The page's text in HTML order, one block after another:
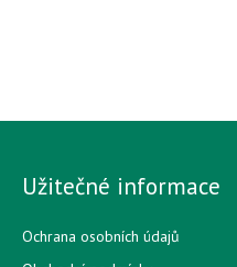
Užitečné informace
Ochrana osobních údajů